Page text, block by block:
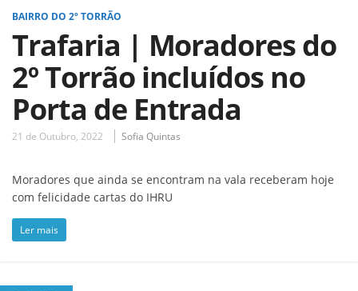
BAIRRO DO 2º TORRÃO
Trafaria | Moradores do
2º Torrão incluídos no
Porta de Entrada
21 de Outubro, 2022 Sofia Quintas
Moradores que ainda se encontram na vala receberam hoje
com felicidade cartas do IHRU
Ler mais